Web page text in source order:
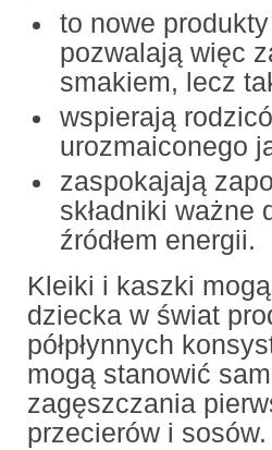
to nowe
pozwalają więc
smakiem, lecz
wspierają
urozmaiconego
zaspokajają
składniki ważne
źródłem energii.
Kleiki i kaszki
dziecka w świat
półpłynnych
mogą stanowić
zagęszczania
przecierów i sosów.